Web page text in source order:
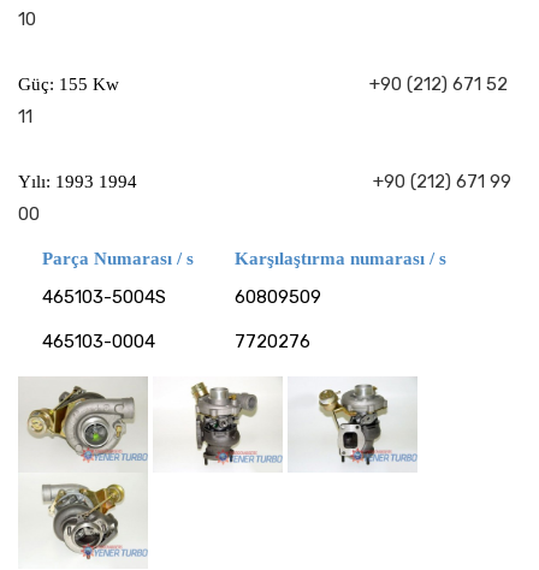
10
Güç: 155 Kw +90 (212) 671 52
11
Yılı: 1993 1994 +90 (212) 671 99
00
Parça Numarası / s
465103-5004S
465103-0004
Karşılaştırma numarası / s
60809509
7720276